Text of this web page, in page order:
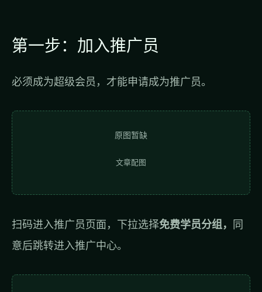
第一步：加入推广员
必须成为超级会员，才能申请成为推广员。
原图暂缺
文章配图
扫码进入推广员页面，下拉选择免费学员分组， 同
意后跳转进入推广中心。